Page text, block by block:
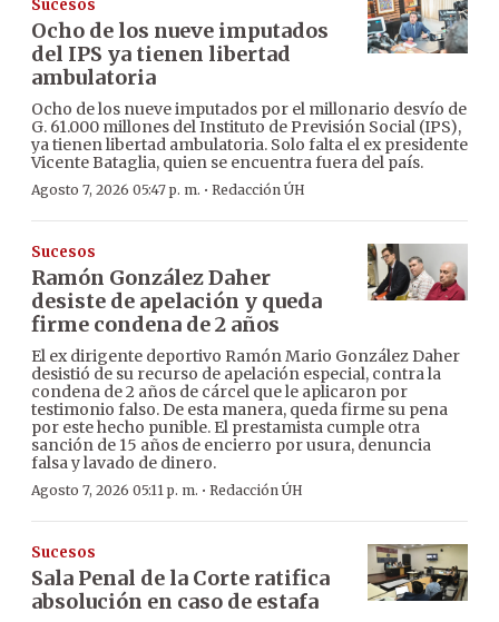
Sucesos
Ocho de los nueve imputados
del IPS ya tienen libertad
ambulatoria
Ocho de los nueve imputados por el millonario desvío de
G. 61.000 millones del Instituto de Previsión Social (IPS),
ya tienen libertad ambulatoria. Solo falta el ex presidente
Vicente Bataglia, quien se encuentra fuera del país.
Agosto 7, 2026 05:47 p. m. · Redacción ÚH
Sucesos
Ramón González Daher
desiste de apelación y queda
firme condena de 2 años
El ex dirigente deportivo Ramón Mario González Daher
desistió de su recurso de apelación especial, contra la
condena de 2 años de cárcel que le aplicaron por
testimonio falso. De esta manera, queda firme su pena
por este hecho punible. El prestamista cumple otra
sanción de 15 años de encierro por usura, denuncia
falsa y lavado de dinero.
Agosto 7, 2026 05:11 p. m. · Redacción ÚH
Sucesos
Sala Penal de la Corte ratifica
absolución en caso de estafa